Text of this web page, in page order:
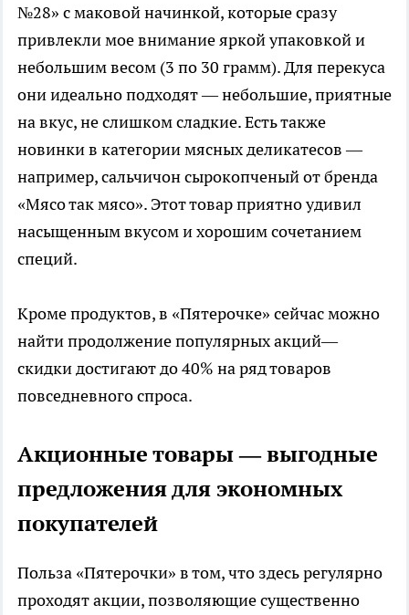
№28» с маковой начинкой, которые сразу
привлекли мое внимание яркой упаковкой и
небольшим весом (3 по 30 грамм). Для перекуса
они идеально подходят — небольшие, приятные
на вкус, не слишком сладкие. Есть также
новинки в категории мясных деликатесов —
например, сальчичон сырокопченый от бренда
«Мясо так мясо». Этот товар приятно удивил
насыщенным вкусом и хорошим сочетанием
специй.
Кроме продуктов, в «Пятерочке» сейчас можно
найти продолжение популярных акций—
скидки достигают до 40% на ряд товаров
повседневного спроса.
Акционные товары — выгодные
предложения для экономных
покупателей
Польза «Пятерочки» в том, что здесь регулярно
проходят акции, позволяющие существенно